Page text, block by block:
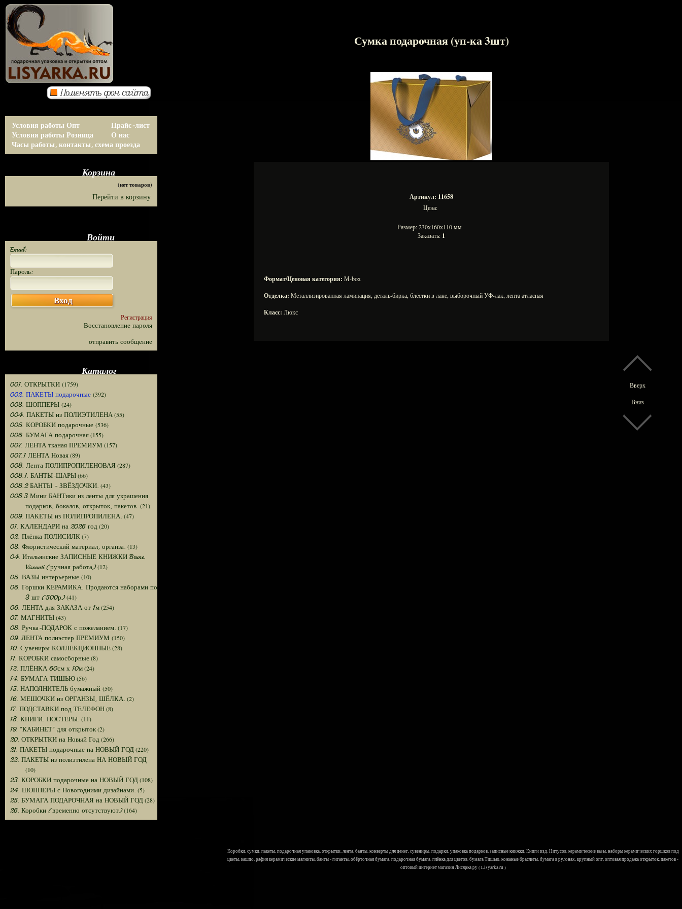
Вверх
Вниз
Условия работы Опт
Условия работы Розница
Прайс-лист
О нас
Часы работы, контакты, схема проезда
Корзина
(нет товаров)
Перейти в корзину
Войти
Email:
Пароль:
Вход
Регистрация
Восстановление пароля
отправить сообщение
Каталог
001. ОТКРЫТКИ (1759)
002. ПАКЕТЫ подарочные (392)
003. ШОППЕРЫ (24)
004. ПАКЕТЫ из ПОЛИЭТИЛЕНА(55)
005. КОРОБКИ подарочные (536)
006. БУМАГА подарочная(155)
007. ЛЕНТА тканая ПРЕМИУМ (157)
007.1 ЛЕНТА Новая(89)
008. Лента ПОЛИПРОПИЛЕНОВАЯ (287)
008.1. БАНТЫ-ШАРЫ(66)
008.2 БАНТЫ - ЗВЁЗДОЧКИ. (43)
008.3 Мини БАНТики из ленты для украшения
подарков, бокалов, открыток, пакетов. (21)
009. ПАКЕТЫ из ПОЛИПРОПИЛЕНА:(47)
01. КАЛЕНДАРИ на 2026 год (20)
02. Плёнка ПОЛИСИЛК(7)
03. Флористический материал, органза. (13)
04. Итальянские ЗАПИСНЫЕ КНИЖКИ Bruno
Visconti (ручная работа)(12)
05. ВАЗЫ интерьерные (10)
06. Горшки КЕРАМИКА. Продаются наборами по
3 шт (500р)(41)
06. ЛЕНТА для ЗАКАЗА от 1м(254)
07. МАГНИТЫ(43)
08. Ручка-ПОДАРОК с пожеланием. (17)
09. ЛЕНТА полиэстер ПРЕМИУМ (150)
10. Сувениры КОЛЛЕКЦИОННЫЕ(28)
11. КОРОБКИ самосборные(8)
12. ПЛЁНКА 60см х 10м(24)
14. БУМАГА ТИШЬЮ(56)
15. НАПОЛНИТЕЛЬ бумажный (50)
16. МЕШОЧКИ из ОРГАНЗЫ, ШЁЛКА. (2)
17. ПОДСТАВКИ под ТЕЛЕФОН(8)
18. КНИГИ. ПОСТЕРЫ. (11)
19. "КАБИНЕТ" для открыток(2)
20. ОТКРЫТКИ на Новый Год (266)
21. ПАКЕТЫ подарочные на НОВЫЙ ГОД(220)
22. ПАКЕТЫ из полиэтилена НА НОВЫЙ ГОД
(10)
23. КОРОБКИ подарочные на НОВЫЙ ГОД(108)
24. ШОППЕРЫ с Новогодними дизайнами. (5)
25. БУМАГА ПОДАРОЧНАЯ на НОВЫЙ ГОД(28)
26. Коробки (временно отсутствуют)(164)
Сумка подарочная (уп-ка 3шт)
Артикул: 11658
Цена:
Размер: 230х160х110 мм
Заказать: 1
Формат/Ценовая категория: М-box
Отделка: Металлизированная ламинация, деталь-бирка, блёстки в лаке, выборочный УФ-лак, лента атласная
Класс: Люкс
Коробки, сумки, пакеты, подарочная упаковка, открытки, лента, банты, конверты для денег, сувениры, подарки, упаковка подарков, записные книжки, Книги изд. Нитусов, керамические вазы, наборы керамических горшков под
цветы, кашпо, рафия керамические магниты, банты - гиганты, обёрточная бумага, подарочная бумага, плёнка для цветов, бумага Тишью, кожаные браслеты, бумага в рулонах, крупный опт, оптовая продажа открыток, пакетов -
оптовый интернет магазин Лисярка.ру ( Lisyarka.ru )